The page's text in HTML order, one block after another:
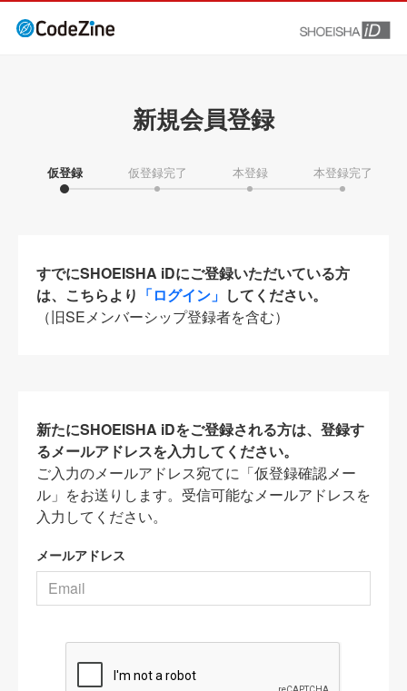
新規会員登録
仮登録 仮登録完了 本登録 本登録完了
すでにSHOEISHA iDにご登録いただいている方
は、こちらより 「ログイン」 してください。
（旧SEメンバーシップ登録者を含む）
新たにSHOEISHA iDをご登録される方は、登録す
るメールアドレスを入力してください。
ご入力のメールアドレス宛てに「仮登録確認メー
ル」をお送りします。受信可能なメールアドレスを
入力してください。
メールアドレス